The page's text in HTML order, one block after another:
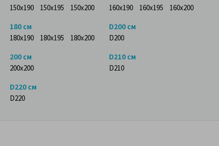
150x190 150x195 150x200 160x190 160x195 160x200
180 см
180x190 180x195 180x200
D200 см
D200
200 см
200x200
D210 см
D210
D220 см
D220